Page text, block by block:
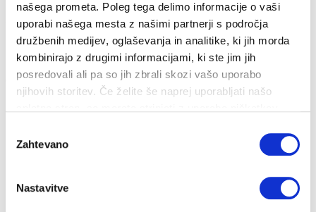
našega prometa. Poleg tega delimo informacije o vaši
uporabi našega mesta z našimi partnerji s področja
družbenih medijev, oglaševanja in analitike, ki jih morda
kombinirajo z drugimi informacijami, ki ste jim jih
posredovali ali pa so jih zbrali skozi vašo uporabo
njihovih storitev. Če želite še naprej uporabljati našo
soglasja
Zahtevano
Nastavitve
26. 10. 2022
Prihranki
Energija
Zakon o nujnem ukrepu na področju davka na dodano vrednost za
omilitev dviga cen energento...